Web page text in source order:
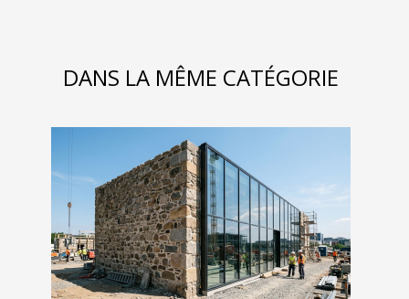
DANS LA MÊME CATÉGORIE